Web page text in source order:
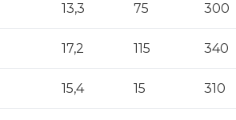
13,3 75 300
17,2 115 340
15,4 15 310